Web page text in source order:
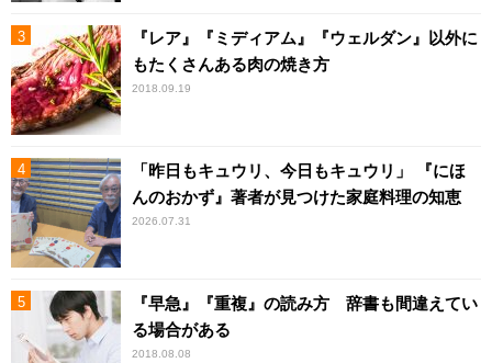
『レア』『ミディアム』『ウェルダン』以外に
もたくさんある肉の焼き方
2018.09.19
「昨日もキュウリ、今日もキュウリ」 『にほ
んのおかず』著者が見つけた家庭料理の知恵
2026.07.31
『早急』『重複』の読み方 辞書も間違えてい
る場合がある
2018.08.08